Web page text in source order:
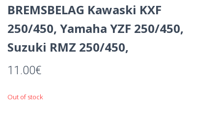
BREMSBELAG Kawaski KXF
250/450, Yamaha YZF 250/450,
Suzuki RMZ 250/450,
11.00€
Out of stock